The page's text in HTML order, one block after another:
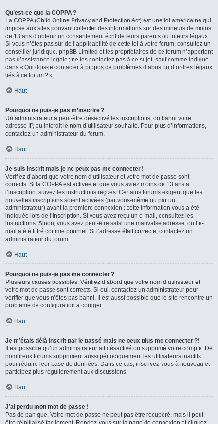
Qu’est-ce que la COPPA ?
La COPPA (Child Online Privacy and Protection Act) est une loi américaine qui
impose aux sites pouvant collecter des informations sur des mineurs de moins
de 13 ans d’obtenir un consentement écrit de leurs parents ou tuteurs légaux.
Si vous n’êtes pas sûr de l’applicabilité de cette loi à votre forum, consultez un
conseiller juridique. phpBB Limited et les propriétaires de ce forum n’apportent
pas d’assistance légale ; ne les contactez pas à ce sujet, sauf comme indiqué
dans « Qui dois-je contacter à propos de problèmes d’abus ou d’ordres légaux
liés à ce forum ? ».
Haut
Pourquoi ne puis-je pas m’inscrire ?
Un administrateur a peut-être désactivé les inscriptions, ou banni votre
adresse IP, ou interdit le nom d’utilisateur souhaité. Pour plus d’informations,
contactez un administrateur du forum.
Haut
Je suis inscrit mais je ne peux pas me connecter !
Vérifiez d’abord que votre nom d’utilisateur et votre mot de passe sont
corrects. Si la COPPA est activée et que vous aviez moins de 13 ans à
l’inscription, suivez les instructions reçues. Certains forums exigent que les
nouvelles inscriptions soient activées (par vous-même ou par un
administrateur) avant la première connexion : cette information vous a été
indiquée lors de l’inscription. Si vous avez reçu un e-mail, consultez les
instructions. Sinon, vous avez peut-être saisi une mauvaise adresse, ou l’e-
mail a été filtré comme pourriel. Si l’adresse était correcte, contactez un
administrateur du forum.
Haut
Pourquoi ne puis-je pas me connecter ?
Plusieurs causes possibles. Vérifiez d’abord que votre nom d’utilisateur et
votre mot de passe sont corrects. Si oui, contactez un administrateur pour
vérifier que vous n’êtes pas banni. Il est aussi possible que le site rencontre un
problème de configuration à corriger.
Haut
Je m’étais déjà inscrit par le passé mais ne peux plus me connecter ?!
Il est possible qu’un administrateur ait désactivé ou supprimé votre compte. De
nombreux forums suppriment aussi périodiquement les utilisateurs inactifs
pour réduire leur base de données. Dans ce cas, inscrivez-vous à nouveau et
participez plus régulièrement aux discussions.
Haut
J’ai perdu mon mot de passe !
Pas de panique. Votre mot de passe ne peut pas être récupéré, mais il peut
être réinitialisé facilement. Rendez-vous sur la page de connexion et cliquez